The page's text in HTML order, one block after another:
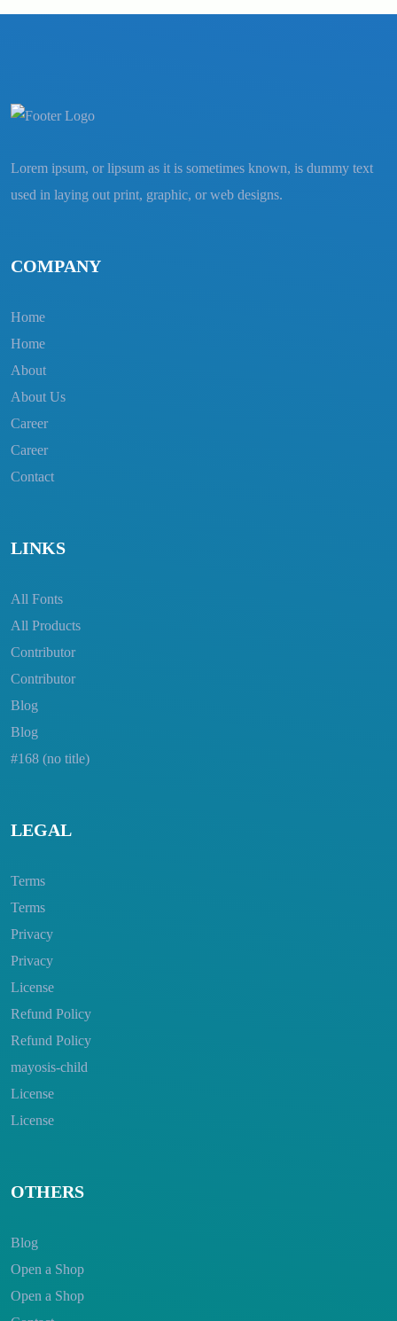
Lorem ipsum, or lipsum as it is sometimes known, is dummy text
used in laying out print, graphic, or web designs.
COMPANY
Home
Home
About
About Us
Career
Career
Contact
LINKS
All Fonts
All Products
Contributor
Contributor
Blog
Blog
#168 (no title)
LEGAL
Terms
Terms
Privacy
Privacy
License
Refund Policy
Refund Policy
mayosis-child
License
License
OTHERS
Blog
Open a Shop
Open a Shop